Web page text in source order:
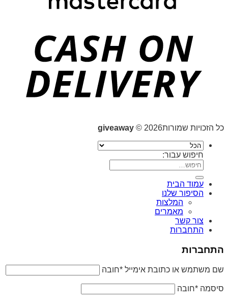
כל הזכויות שמורות2026 © giveaway
חיפוש עבור:
עמוד הבית
הסיפור שלנו
המלצות
מאמרים
צור קשר
התחברות
התחברות
שם משתמש או כתובת אימייל *חובה
סיסמה *חובה